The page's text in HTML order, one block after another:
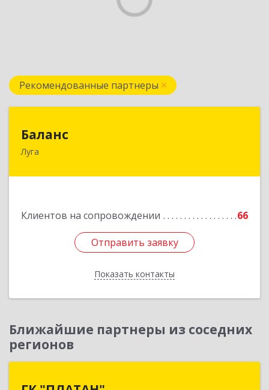
Рекомендованные партнеры
Баланс
Луга
Клиентов на сопровождении 66
Отправить заявку
Показать контакты
188230, Ленинградская обл, Луга г, Урицкого
Отправить заявку
Назад
Ближайшие партнеры из соседних
регионов